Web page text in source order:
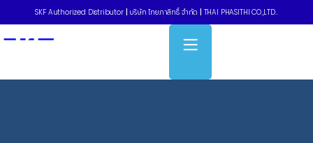
SKF Authorized Distributor บริษัท ไทยภาสิทธิ์ จำกัด THAI PHASITHI CO.,LTD..
Home » Industrial robot arms